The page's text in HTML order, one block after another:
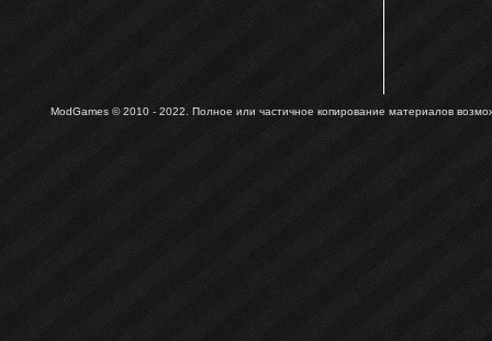
ModGames © 2010 - 2022. Полное или частичное копирование материалов